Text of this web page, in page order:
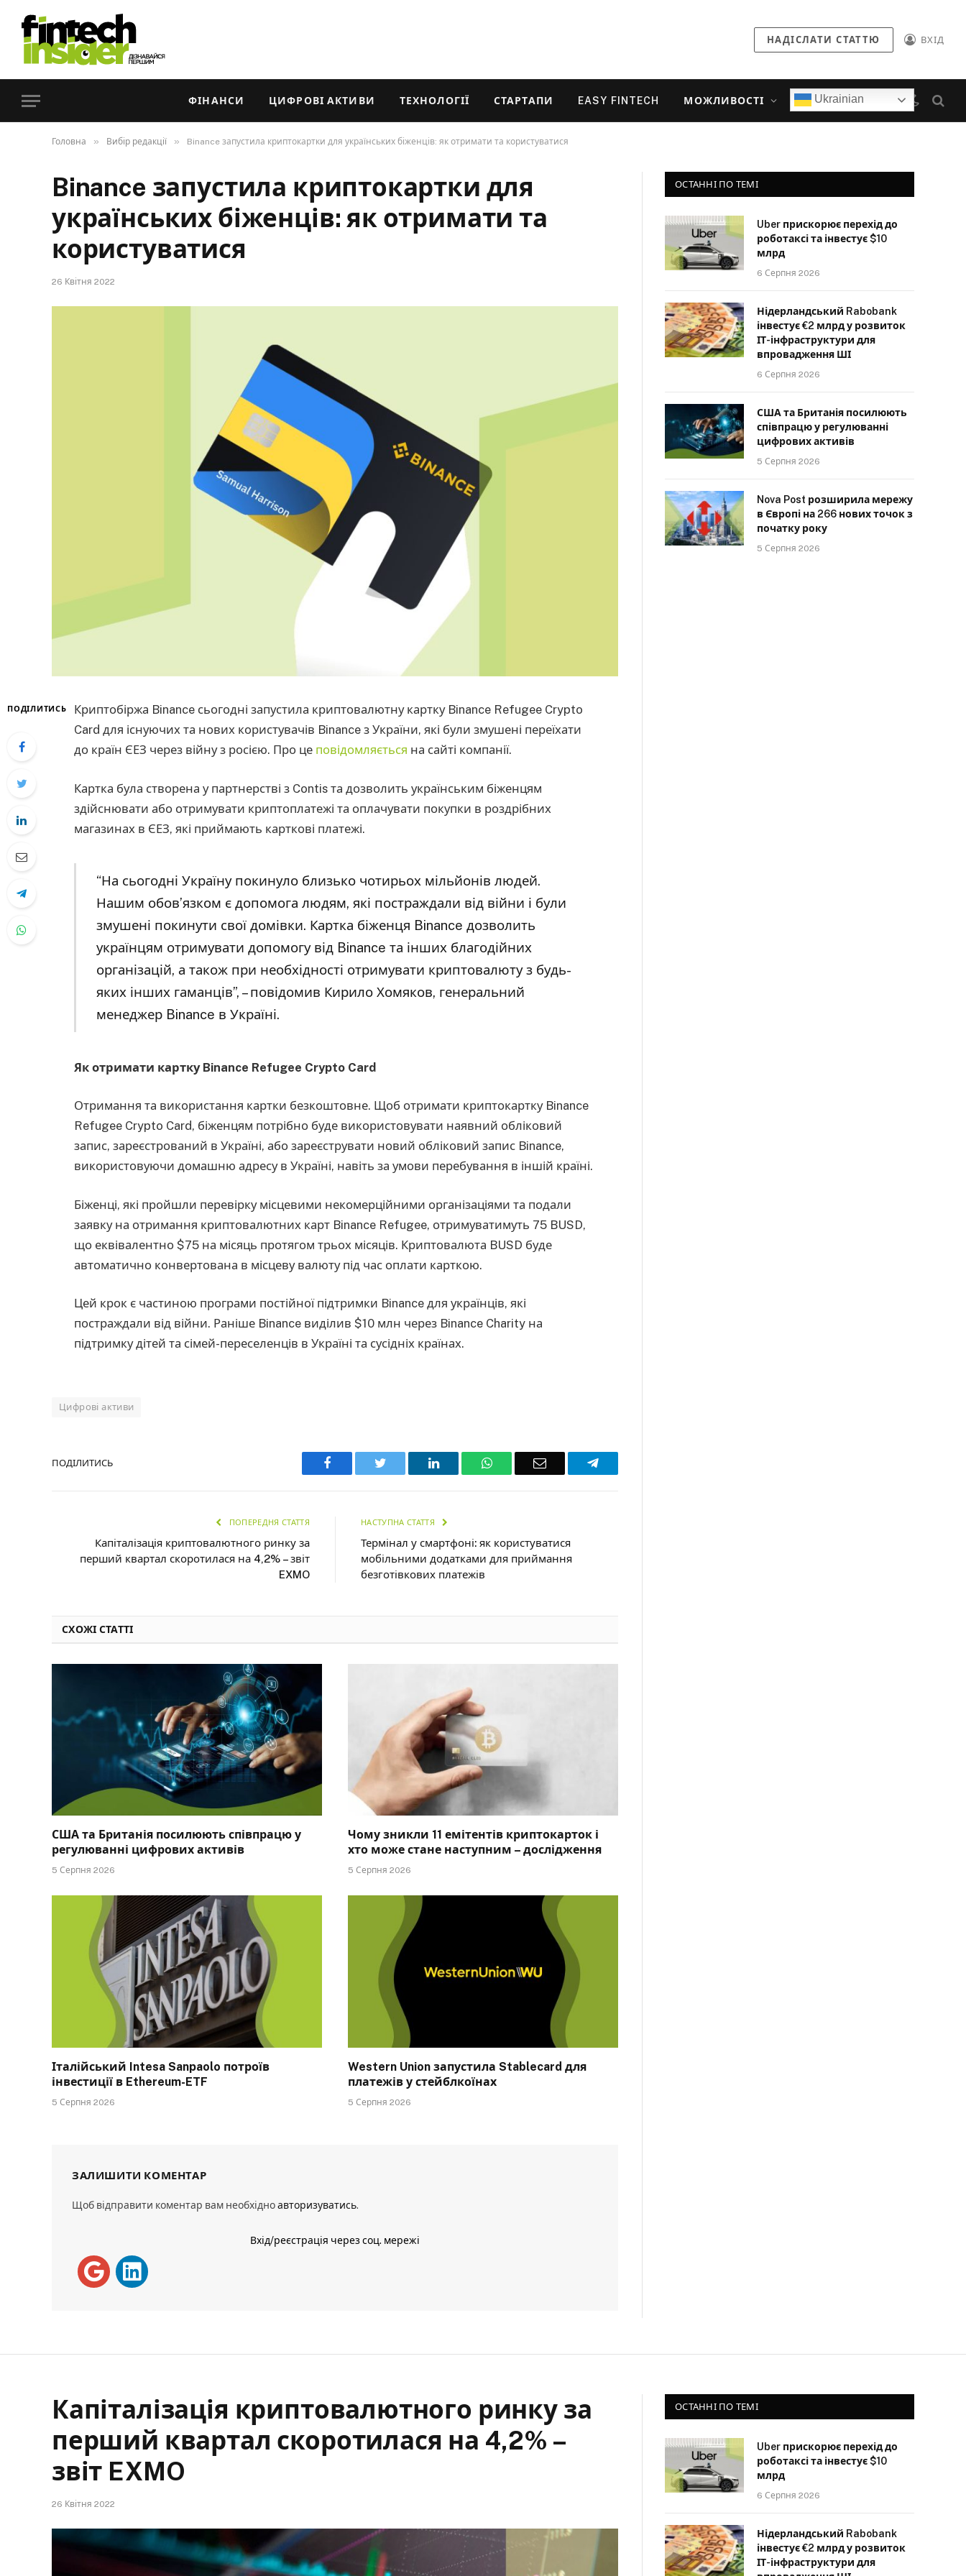
НАДІСЛАТИ СТАТТЮ ВХІД
ФІНАНСИ ЦИФРОВІ АКТИВИ ТЕХНОЛОГІЇ СТАРТАПИ EASY FINTECH МОЖЛИВОСТІ Ukrainian
Головна » Вибір редакції » Binance запустила криптокартки для українських біженців: як отримати та користуватися
Binance запустила криптокартки для
українських біженців: як отримати та
користуватися
26 Квітня 2022
ПОДІЛИТИСЬ
Криптобіржа Binance сьогодні запустила криптовалютну картку Binance Refugee Crypto
Card для існуючих та нових користувачів Binance з України, які були змушені переїхати
до країн ЄЕЗ через війну з росією. Про це повідомляється на сайті компанії.
Картка була створена у партнерстві з Contis та дозволить українським біженцям
здійснювати або отримувати криптоплатежі та оплачувати покупки в роздрібних
магазинах в ЄЕЗ, які приймають карткові платежі.
“На сьогодні Україну покинуло близько чотирьох мільйонів людей.
Нашим обов’язком є ​​допомога людям, які постраждали від війни і були
змушені покинути свої домівки. Картка біженця Binance дозволить
українцям отримувати допомогу від Binance та інших благодійних
організацій, а також при необхідності отримувати криптовалюту з будь-
яких інших гаманців”, – повідомив Кирило Хомяков, генеральний
менеджер Binance в Україні.
Як отримати картку Binance Refugee Crypto Card
Отримання та використання картки безкоштовне. Щоб отримати криптокартку Binance
Refugee Crypto Card, біженцям потрібно буде використовувати наявний обліковий
запис, зареєстрований в Україні, або зареєструвати новий обліковий запис Binance,
використовуючи домашню адресу в Україні, навіть за умови перебування в іншій країні.
Біженці, які пройшли перевірку місцевими некомерційними організаціями та подали
заявку на отримання криптовалютних карт Binance Refugee, отримуватимуть 75 BUSD,
що еквівалентно $75 на місяць протягом трьох місяців. Криптовалюта BUSD буде
автоматично конвертована в місцеву валюту під час оплати карткою.
Цей крок є частиною програми постійної підтримки Binance для українців, які
постраждали від війни. Раніше Binance виділив $10 млн через Binance Charity на
підтримку дітей та сімей-переселенців в Україні та сусідніх країнах.
Цифрові активи
ПОДІЛИТИСЬ Facebook Twitter LinkedIn WhatsAppEmail Telegram
ПОПЕРЕДНЯ СТАТТЯ
Капіталізація криптовалютного ринку за
перший квартал скоротилася на 4,2% – звіт
EXMO
НАСТУПНА СТАТТЯ
Термінал у смартфоні: як користуватися
мобільними додатками для приймання
безготівкових платежів
СХОЖІ СТАТТІ
США та Британія посилюють співпрацю у
регулюванні цифрових активів
5 Серпня 2026
Чому зникли 11 емітентів криптокарток і
хто може стане наступним – дослідження
5 Серпня 2026
Італійський Intesa Sanpaolo потроїв
інвестиції в Ethereum-ETF
5 Серпня 2026
Western Union запустила Stablecard для
платежів у стейблкоїнах
5 Серпня 2026
ЗАЛИШИТИ КОМЕНТАР
Щоб відправити коментар вам необхідноавторизуватись.
Вхід/реєстрація через соц. мережі
ОСТАННІ ПО ТЕМІ
Uber прискорює перехід до
роботаксі та інвестує $10
млрд
6 Серпня 2026
Нідерландський Rabobank
інвестує €2 млрд у розвиток
ІТ-інфраструктури для
впровадження ШІ
6 Серпня 2026
США та Британія посилюють
співпрацю у регулюванні
цифрових активів
5 Серпня 2026
Nova Post розширила мережу
в Європі на 266 нових точок з
початку року
5 Серпня 2026
Капіталізація криптовалютного ринку за
перший квартал скоротилася на 4,2% –
звіт EXMO
26 Квітня 2022
ОСТАННІ ПО ТЕМІ
Uber прискорює перехід до
роботаксі та інвестує $10
млрд
6 Серпня 2026
Нідерландський Rabobank
інвестує €2 млрд у розвиток
ІТ-інфраструктури для